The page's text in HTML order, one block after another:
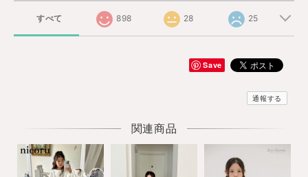
すべて 898 28 25
Save
通報する
関連商品